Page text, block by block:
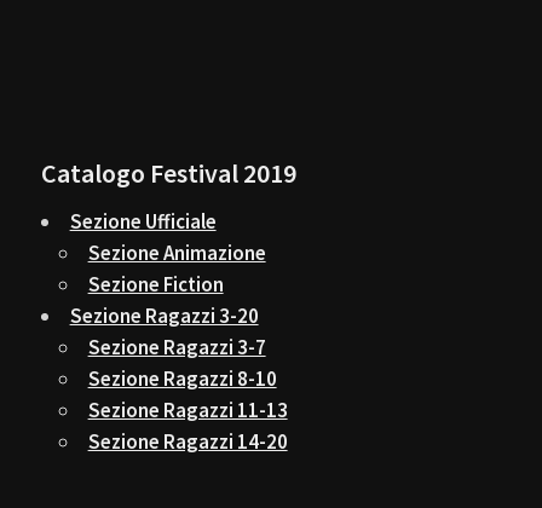
Catalogo Festival 2019
Sezione Ufficiale
Sezione Animazione
Sezione Fiction
Sezione Ragazzi 3-20
Sezione Ragazzi 3-7
Sezione Ragazzi 8-10
Sezione Ragazzi 11-13
Sezione Ragazzi 14-20